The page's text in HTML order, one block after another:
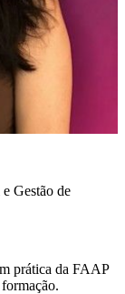
Gestão de
prática da FAAP